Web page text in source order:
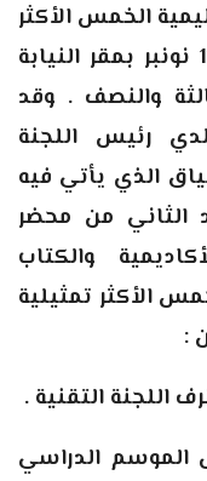
الخمس الأكثر
تمثيلية بالإقليم ، يوم الثلاثاء 11 نونبر بمقر النيابة
والنصف . وقد
رئيس اللجنة
الذي يأتي فيه
الثاني من محضر
والكتاب
الأكثر تمثيلية
:
اللجنة التقنية .
الموسم الدراسي